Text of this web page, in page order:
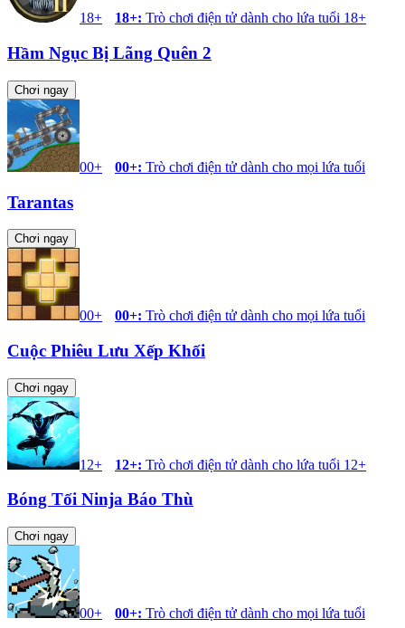
18+ 18+: Trò chơi điện tử dành cho lứa tuổi 18+
Hầm Ngục Bị Lãng Quên 2
Chơi ngay
00+ 00+: Trò chơi điện tử dành cho mọi lứa tuổi
Tarantas
Chơi ngay
00+ 00+: Trò chơi điện tử dành cho mọi lứa tuổi
Cuộc Phiêu Lưu Xếp Khối
Chơi ngay
12+ 12+: Trò chơi điện tử dành cho lứa tuổi 12+
Bóng Tối Ninja Báo Thù
Chơi ngay
00+ 00+: Trò chơi điện tử dành cho mọi lứa tuổi